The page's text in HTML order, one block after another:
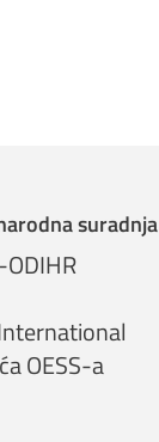
suradnja
ODIHR
OESS-a